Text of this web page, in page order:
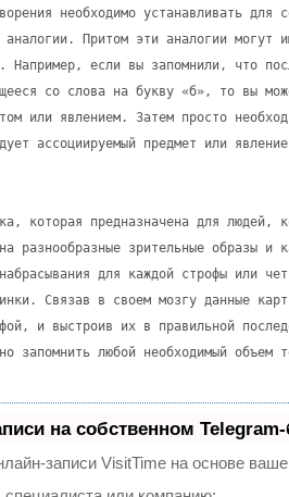
необходимо устанавливать для
аналогии. Притом эти аналогии могут
Например, если вы запомнили, что
со слова на букву «б», то вы
или явлением. Затем просто
ассоциируемый предмет или
которая предназначена для людей,
разнообразные зрительные образы и
для каждой строфы или
Связав в своем мозгу данные
и выстроив их в правильной
запомнить любой необходимый объем
на собственном Telegram-
записи VisitTime на основе